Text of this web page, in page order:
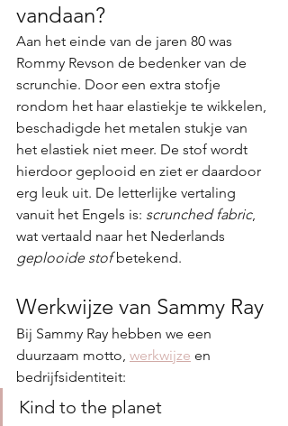
vandaan?
Aan het einde van de jaren 80 was
Rommy Revson de bedenker van de
scrunchie. Door een extra stofje
rondom het haar elastiekje te wikkelen,
beschadigde het metalen stukje van
het elastiek niet meer. De stof wordt
hierdoor geplooid en ziet er daardoor
erg leuk uit. De letterlijke vertaling
vanuit het Engels is: scrunched fabric,
wat vertaald naar het Nederlands
geplooide stof betekend.
Werkwijze van Sammy Ray
Bij Sammy Ray hebben we een
duurzaam motto, werkwijze en
bedrijfsidentiteit:
Kind to the planet